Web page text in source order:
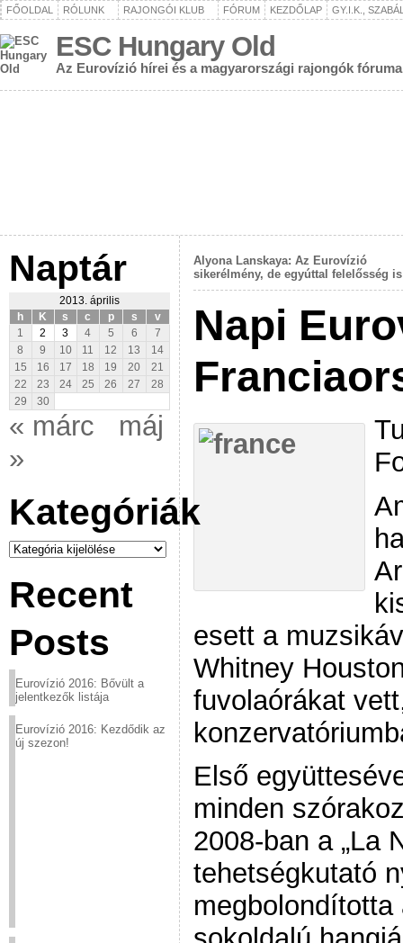
FŐOLDAL RÓLUNK RAJONGÓI KLUB FÓRUM KEZDŐLAP GY.I.K.,
ESC Hungary Old
Az Eurovízió hírei és a magyarországi rajongók fóruma
Naptár
2013. április
h
K s c p s
v
1
2 3 4 5 6
7
8
9 10 11 12 13
14
15
16 17 18 19 20
21
22
23 24 25 26 27
28
29
30
« márc
máj
»
Kategóriák
Kategóriák
Recent
Posts
Eurovízió 2016: Bővült a
jelentkezők listája
Eurovízió 2016: Kezdődik az
új szezon!
Alyona Lanskaya: Az Eurovízió
sikerélmény, de egyúttal felelősség is
Napi
esett a
Whitney
fuvolaórákat
Első
minden
2008-ban a „La
tehetségkutató